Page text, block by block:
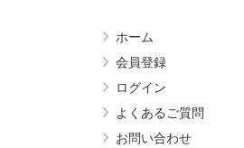
ホーム
会員登録
ログイン
よくあるご質問
お問い合わせ